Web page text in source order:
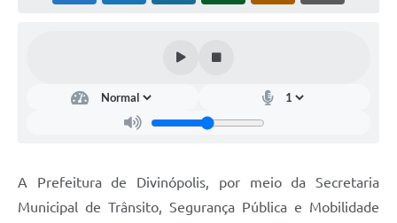
A Prefeitura de Divinópolis, por meio da Secretaria
Municipal de Trânsito, Segurança Pública e Mobilidade